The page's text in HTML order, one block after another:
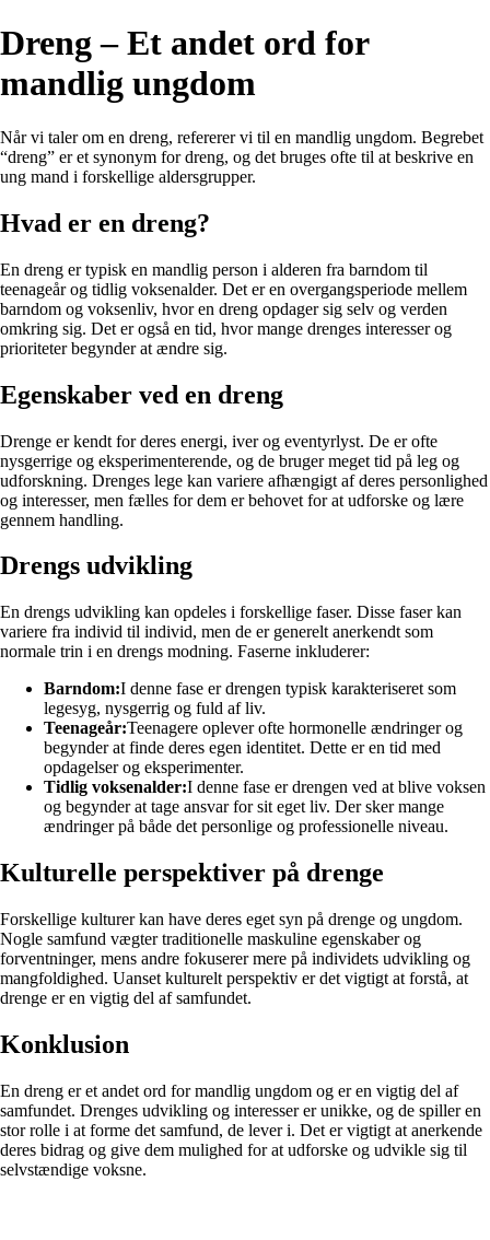
Dreng – Et andet ord for
mandlig ungdom
Når vi taler om en dreng, refererer vi til en mandlig ungdom. Begrebet
“dreng” er et synonym for dreng, og det bruges ofte til at beskrive en
ung mand i forskellige aldersgrupper.
Hvad er en dreng?
En dreng er typisk en mandlig person i alderen fra barndom til
teenageår og tidlig voksenalder. Det er en overgangsperiode mellem
barndom og voksenliv, hvor en dreng opdager sig selv og verden
omkring sig. Det er også en tid, hvor mange drenges interesser og
prioriteter begynder at ændre sig.
Egenskaber ved en dreng
Drenge er kendt for deres energi, iver og eventyrlyst. De er ofte
nysgerrige og eksperimenterende, og de bruger meget tid på leg og
udforskning. Drenges lege kan variere afhængigt af deres personlighed
og interesser, men fælles for dem er behovet for at udforske og lære
gennem handling.
Drengs udvikling
En drengs udvikling kan opdeles i forskellige faser. Disse faser kan
variere fra individ til individ, men de er generelt anerkendt som
normale trin i en drengs modning. Faserne inkluderer:
Barndom:I denne fase er drengen typisk karakteriseret som
legesyg, nysgerrig og fuld af liv.
Teenageår:Teenagere oplever ofte hormonelle ændringer og
begynder at finde deres egen identitet. Dette er en tid med
opdagelser og eksperimenter.
Tidlig voksenalder:I denne fase er drengen ved at blive voksen
og begynder at tage ansvar for sit eget liv. Der sker mange
ændringer på både det personlige og professionelle niveau.
Kulturelle perspektiver på drenge
Forskellige kulturer kan have deres eget syn på drenge og ungdom.
Nogle samfund vægter traditionelle maskuline egenskaber og
forventninger, mens andre fokuserer mere på individets udvikling og
mangfoldighed. Uanset kulturelt perspektiv er det vigtigt at forstå, at
drenge er en vigtig del af samfundet.
Konklusion
En dreng er et andet ord for mandlig ungdom og er en vigtig del af
samfundet. Drenges udvikling og interesser er unikke, og de spiller en
stor rolle i at forme det samfund, de lever i. Det er vigtigt at anerkende
deres bidrag og give dem mulighed for at udforske og udvikle sig til
selvstændige voksne.